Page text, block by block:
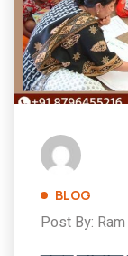
BLOG
Post By: